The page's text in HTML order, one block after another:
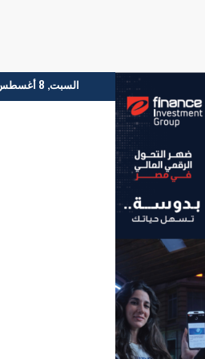
السبت, 8 أغسطس 2026 | 8:19 مساءً